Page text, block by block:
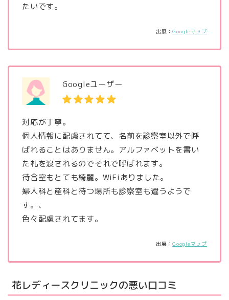
たいです。
出展：Googleマップ
Googleユーザー
対応が丁寧。
個人情報に配慮されてて、名前を診察室以外で呼
ばれることはありません。アルファベットを書い
た札を渡されるのでそれで呼ばれます。
待合室もとても綺麗。WiFiありました。
婦人科と産科と待つ場所も診察室も違うようで
す。、
色々配慮されてます。
出展：Googleマップ
花レディースクリニックの悪い口コミ